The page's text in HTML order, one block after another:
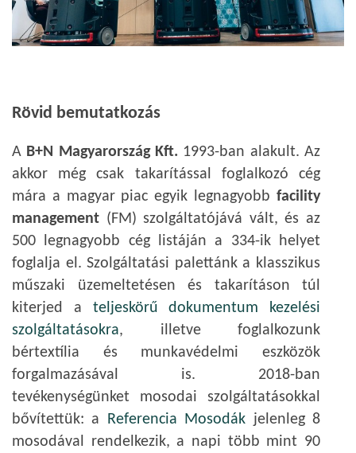
Rövid bemutatkozás
A B+N Magyarország Kft. 1993-ban alakult. Az
akkor még csak takarítással foglalkozó cég
mára a magyar piac egyik legnagyobb facility
management (FM) szolgáltatójává vált, és az
500 legnagyobb cég listáján a 334-ik helyet
foglalja el. Szolgáltatási palettánk a klasszikus
műszaki üzemeltetésen és takarításon túl
kiterjed a teljeskörű dokumentum kezelési
szolgáltatásokra, illetve foglalkozunk
bértextília és munkavédelmi eszközök
forgalmazásával is. 2018-ban
tevékenységünket mosodai szolgáltatásokkal
bővítettük: a Referencia Mosodák jelenleg 8
mosodával rendelkezik, a napi több mint 90